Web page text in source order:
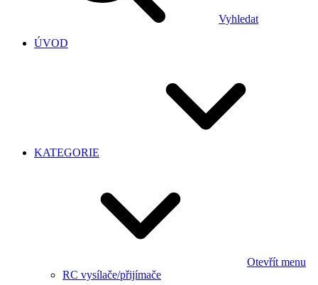
Vyhledat
ÚVOD
KATEGORIE
Otevřít menu
RC vysílače/přijímače